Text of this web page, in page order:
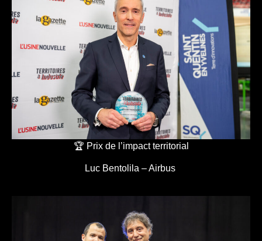
🏆 Prix de l’impact territorial
Luc Bentolila – Airbus